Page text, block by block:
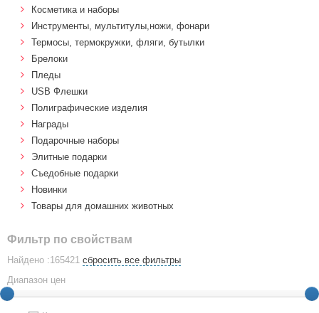
Косметика и наборы
Инструменты, мультитулы,ножи, фонари
Термосы, термокружки, фляги, бутылки
Брелоки
Пледы
USB Флешки
Полиграфические изделия
Награды
Подарочные наборы
Элитные подарки
Cъедобные подарки
Новинки
Товары для домашних животных
Фильтр по свойствам
Найдено :165421 сбросить все фильтры
Диапазон цен